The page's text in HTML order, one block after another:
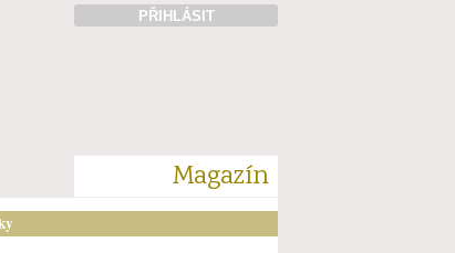
PŘIHLÁSIT
Magazín